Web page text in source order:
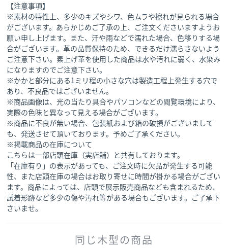
【注意事項】
※素材の特性上、多少のキズやシワ、色ムラや擦れが見られる場合
がございます。あらかじめご了承の上、ご注文くださいますようお
願い申し上げます。また、汗や雨などで濡れた場合、色移りする場
合がございます。革の品質保持のため、できるだけ濡らさないよう
ご注意下さい。素上げ革を使用した商品は水や汚れに弱く、水染み
になりますのでご注意下さい。
※かかと部分にある1ミリ程の小さな穴は製造工程上発生する穴で
あり、不良品ではございません。
※商品画像は、光の当たり具合やパソコンなどの閲覧環境により、
実際の色味と異なって見える場合がございます。
※商品に不良が無い場合、包装紙および箱の破損がございまして
も、発送させて頂いております。予めご了承ください。
※掲載商品の在庫について
こちらは一部店頭在庫（実店舗）と共有しております。
「在庫有り」の表示があっても、ご注文時に欠品が発生する可能
性、また店頭在庫の場合はお取り寄せに時間が掛かる場合がござい
ます。商品によっては、店頭で展示販売商品なども含まれるため、
試着形跡など多少の傷や汚れ等がある場合もございます。ご了承下
さいませ。
同じ木型の商品